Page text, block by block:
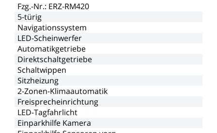
Fzg.-Nr.: ERZ-RM420
5-türig
Navigationssystem
LED-Scheinwerfer
Automatikgetriebe
Direktschaltgetriebe
Schaltwippen
Sitzheizung
2-Zonen-Klimaautomatik
Freisprecheinrichtung
LED-Tagfahrlicht
Einparkhilfe Kamera